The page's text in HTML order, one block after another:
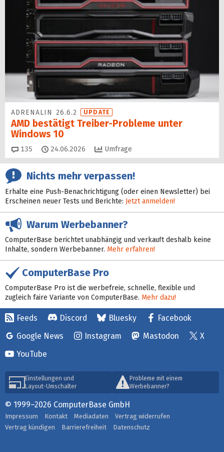
ADRENALIN 26.6.2 UPDATE
AMD bestätigt Treiber-Probleme unter
Windows 10
135 Kommentare
24.06.2026 Umfrage
Nichts mehr verpassen!
Erhalte eine Push-Benachrichtigung (oder einen Newsletter) bei
Erscheinen neuer Tests und Berichte: Jetzt anmelden!
Warum Werbebanner?
ComputerBase berichtet unabhängig und verkauft deshalb keine
Inhalte, sondern Werbebanner. Mehr erfahren!
ComputerBase Pro
ComputerBase Pro ist die werbefreie, schnelle, flexible und
zugleich faire Variante von ComputerBase. Mehr dazu!
Feeds Discord Bluesky
Facebook
Google News
Instagram Mastodon
X
YouTube
Einstellungen und
Layout-Umschalter
Probleme mit einem
Werbebanner?
© 1999–2026 ComputerBase GmbH
Impressum Kontakt Mediadaten
Vertrag widerrufen
Vertrag kündigen
Barrierefreiheit Datenschutz